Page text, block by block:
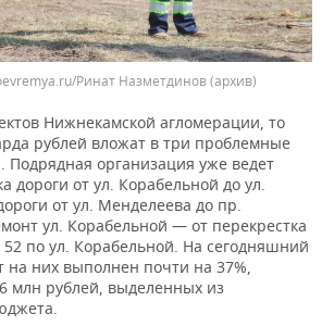
Ринат Назметдинов(архив)
Нижнекамской агломерации, то
рублей вложат в три проблемные
Подрядная организация уже ведет
дороги от ул. Корабельной до ул.
от ул. Менделеева до пр.
ул. Корабельной — от перекрестка
по ул. Корабельной. На сегодняшний
на них выполнен почти на 37%,
млн рублей, выделенных из